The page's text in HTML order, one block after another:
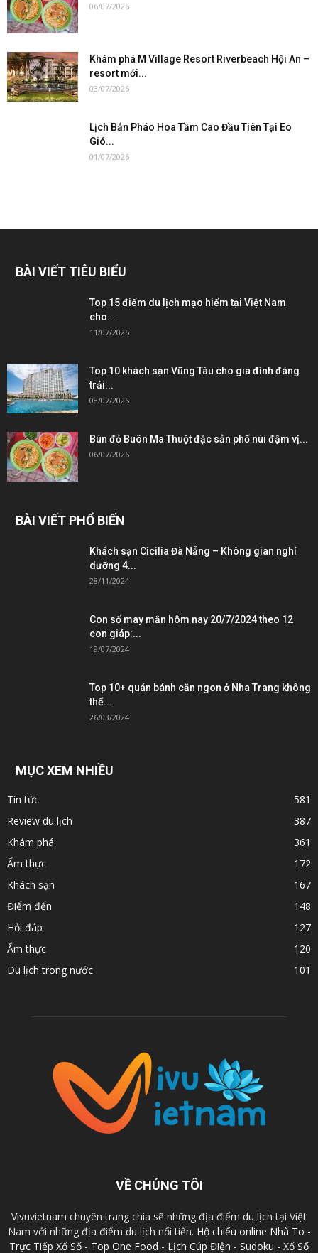
06/07/2026
Khám phá M Village Resort Riverbeach Hội An –
resort mới...
03/07/2026
Lịch Bắn Pháo Hoa Tầm Cao Đầu Tiên Tại Eo
Gió...
01/07/2026
BÀI VIẾT TIÊU BIỂU
Top 15 điểm du lịch mạo hiểm tại Việt Nam
cho...
11/07/2026
Top 10 khách sạn Vũng Tàu cho gia đình đáng
trải...
08/07/2026
Bún đỏ Buôn Ma Thuột đặc sản phố núi đậm vị...
06/07/2026
BÀI VIẾT PHỔ BIẾN
Khách sạn Cicilia Đà Nẵng – Không gian nghỉ
dưỡng 4...
28/11/2024
Con số may mắn hôm nay 20/7/2024 theo 12
con giáp:...
19/07/2024
Top 10+ quán bánh căn ngon ở Nha Trang không
thể...
26/03/2024
MỤC XEM NHIỀU
Tin tức
581
Review du lịch
387
Khám phá
361
Ẩm thực
172
Khách sạn
167
Điểm đến
148
Hỏi đáp
127
Ẩm thực
120
Du lịch trong nước
101
VỀ CHÚNG TÔI
Vivuvietnam chuyên trang chia sẽ những địa điểm du lịch tại Việt
Nam với những địa điểm du lịch nổi tiến. Hộ chiếu online Nhà To -
Trực Tiếp Xổ Số - Top One Food - Lịch Cúp Điện - Sudoku - Xổ Số